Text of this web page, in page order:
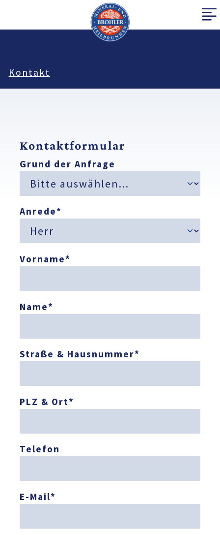
Kontakt
Kontaktformular
Grund der Anfrage
Anrede*
Vorname*
Name*
Straße & Hausnummer*
PLZ & Ort*
Telefon
E-Mail*